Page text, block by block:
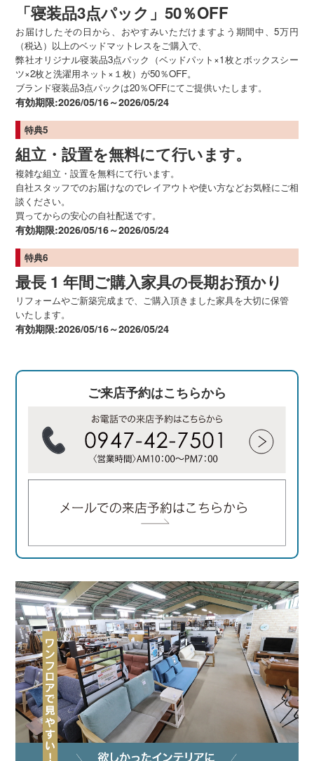
「寝装品3点パック」50％OFF
お届けしたその日から、おやすみいただけますよう期間中、5万円
（税込）以上のベッドマットレスをご購入で、
弊社オリジナル寝装品3点パック（ベッドパット×1枚とボックスシー
ツ×2枚と洗濯用ネット×１枚）が50％OFF。
ブランド寝装品3点パックは20％OFFにてご提供いたします。
有効期限:2026/05/16～2026/05/24
特典5
組立・設置を無料にて行います。
複雑な組立・設置を無料にて行います。
自社スタッフでのお届けなのでレイアウトや使い方などお気軽にご相
談ください。
買ってからの安心の自社配送です。
有効期限:2026/05/16～2026/05/24
特典6
最長 1 年間ご購入家具の長期お預かり
リフォームやご新築完成まで、ご購入頂きました家具を大切に保管
いたします。
有効期限:2026/05/16～2026/05/24
ご来店予約はこちらから